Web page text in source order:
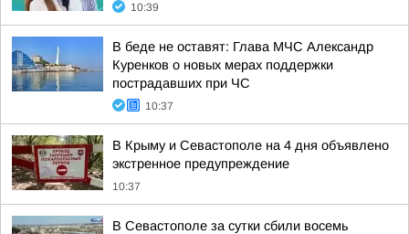
10:39
В беде не оставят: Глава МЧС Александр
Куренков о новых мерах поддержки
пострадавших при ЧС
10:37
В Крыму и Севастополе на 4 дня объявлено
экстренное предупреждение
10:37
В Севастополе за сутки сбили восемь